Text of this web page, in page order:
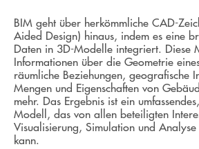
BIM geht über herkömmliche CAD-
Aided Design) hinaus, indem es eine
Daten in 3D-Modelle integriert. Diese
Informationen über die Geometrie
räumliche Beziehungen, geografische
Mengen und Eigenschaften von
mehr. Das Ergebnis ist ein
Modell, das von allen beteiligten
Visualisierung, Simulation und
kann.